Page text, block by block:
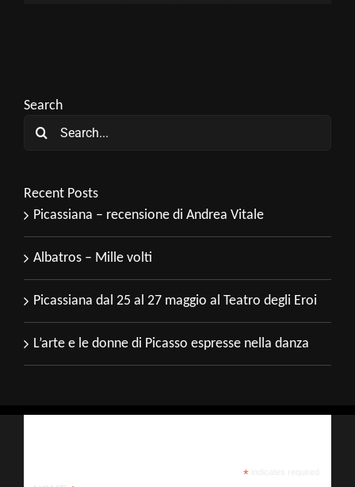
Search
Search
Recent Posts
Picassiana – recensione di Andrea Vitale
Albatros – Mille volti
Picassiana dal 25 al 27 maggio al Teatro degli Eroi
L’arte e le donne di Picasso espresse nella danza
*indicates required